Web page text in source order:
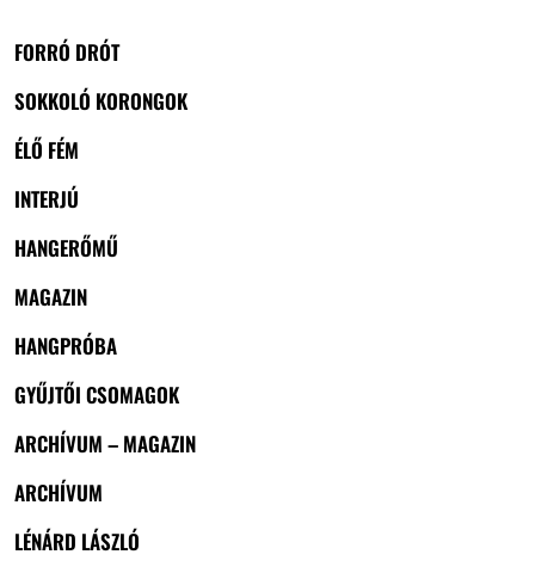
FORRÓ DRÓT
SOKKOLÓ KORONGOK
ÉLŐ FÉM
INTERJÚ
HANGERŐMŰ
MAGAZIN
HANGPRÓBA
GYŰJTŐI CSOMAGOK
ARCHÍVUM – MAGAZIN
ARCHÍVUM
LÉNÁRD LÁSZLÓ